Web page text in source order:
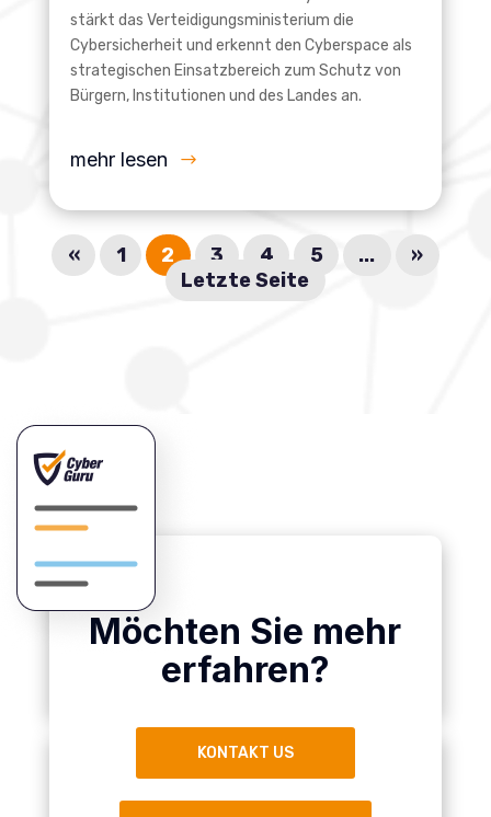
stärkt das Verteidigungsministerium die
Cybersicherheit und erkennt den Cyberspace als
strategischen Einsatzbereich zum Schutz von
Bürgern, Institutionen und des Landes an.
mehr lesen
« 1 2 3 4 5 ...
»
Letzte Seite
Möchten Sie mehr
erfahren?
KONTAKT US